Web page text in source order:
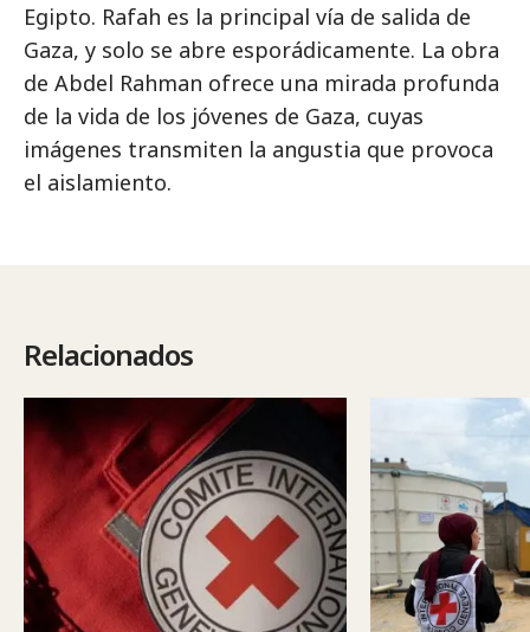
Egipto. Rafah es la principal vía de salida de
Gaza, y solo se abre esporádicamente. La obra
de Abdel Rahman ofrece una mirada profunda
de la vida de los jóvenes de Gaza, cuyas
imágenes transmiten la angustia que provoca
el aislamiento.
Relacionados